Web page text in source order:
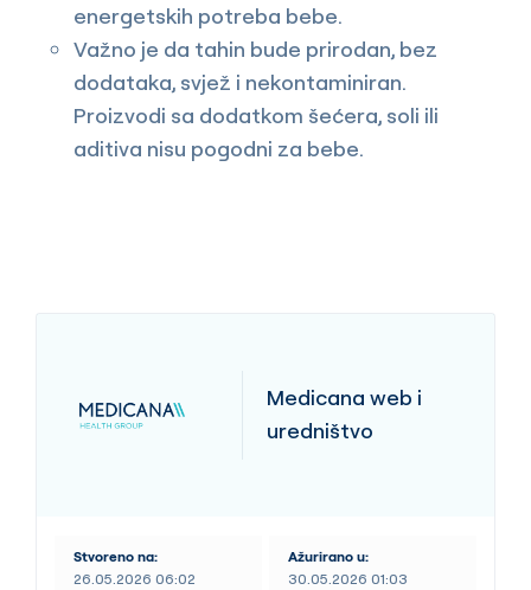
energetskih potreba bebe.
Važno je da tahin bude prirodan, bez
dodataka, svjež i nekontaminiran.
Proizvodi sa dodatkom šećera, soli ili
aditiva nisu pogodni za bebe.
Medicana web i
uredništvo
Stvoreno na:
26.05.2026 06:02
Ažurirano u:
30.05.2026 01:03